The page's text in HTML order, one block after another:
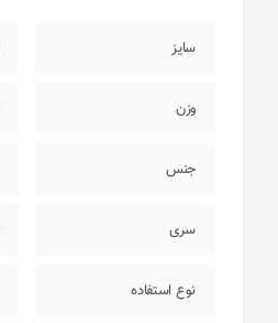
سایز
وزن
جنس
سری
نوع استفاده